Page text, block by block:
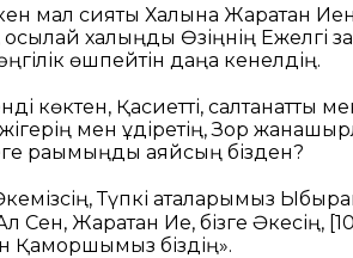
мал сияқты Халқына Жаратқан
халқыңды Өзіңнің Ежелгі
өшпейтін даңққа кенелдің.
көктен, Қасиетті, салтанатты
мен құдіретің,Зор
рақымыңды аяйсың бізден?
Түпкі аталарымыз
Сен, Жаратқан Ие, бізге Әкесің,
Қамқоршымыз біздің».